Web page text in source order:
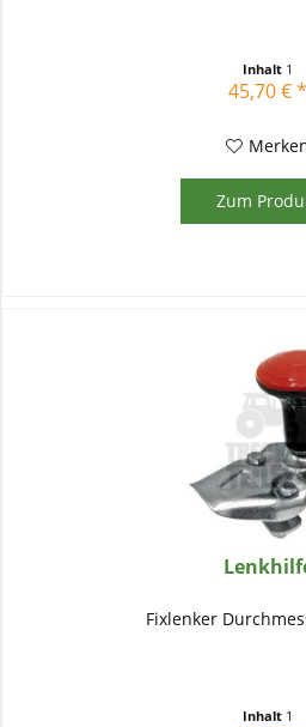
Inhalt 1
45,70 € *
Zum
Fixlenker
Inhalt 1